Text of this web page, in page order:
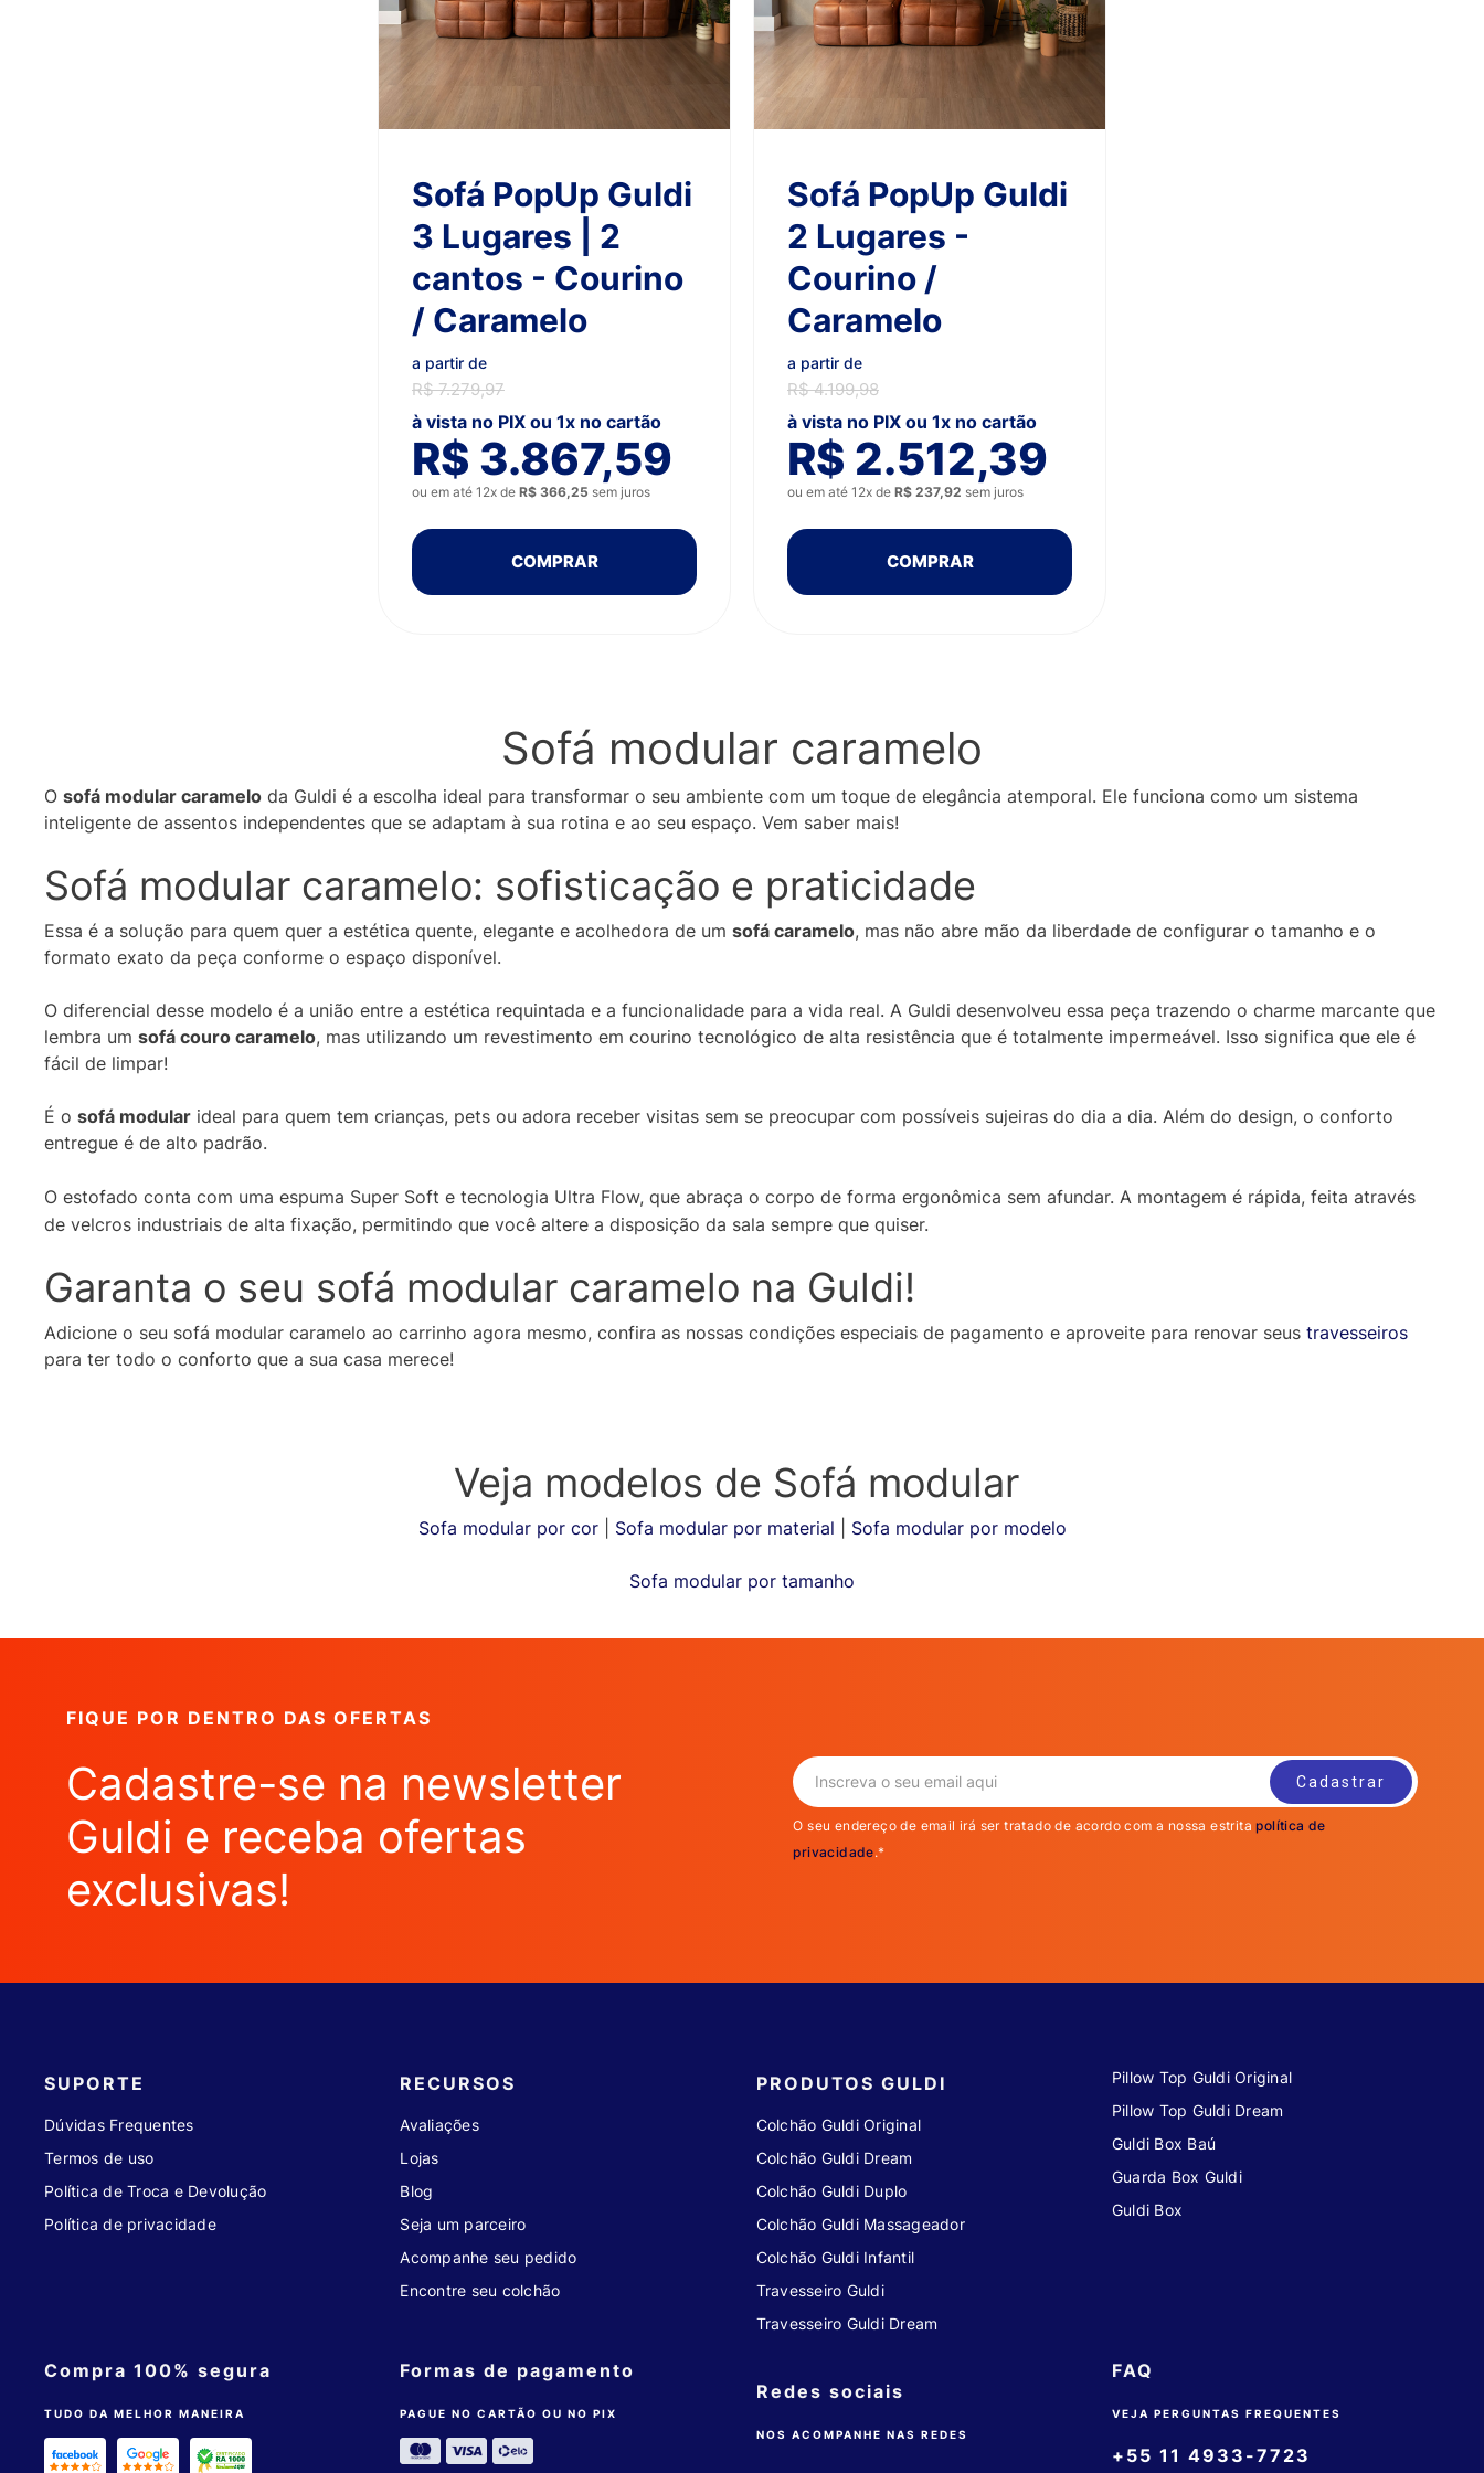
Sofá PopUp Guldi
3 Lugares | 2
cantos - Courino
/ Caramelo
a partir de
R$ 7.279,97
à vista no PIX ou 1x no cartão
R$ 3.867,59
ou em até 12x de R$ 366,25 sem juros
COMPRAR
Sofá PopUp Guldi
2 Lugares -
Courino /
Caramelo
a partir de
R$ 4.199,98
à vista no PIX ou 1x no cartão
R$ 2.512,39
ou em até 12x de R$ 237,92 sem juros
COMPRAR
Sofá modular caramelo
O sofá modular caramelo da Guldi é a escolha ideal para transformar o seu ambiente com um toque de elegância atemporal. Ele funciona como um sistema
inteligente de assentos independentes que se adaptam à sua rotina e ao seu espaço. Vem saber mais!
Sofá modular caramelo: sofisticação e praticidade
Essa é a solução para quem quer a estética quente, elegante e acolhedora de um sofá caramelo, mas não abre mão da liberdade de configurar o tamanho e o
formato exato da peça conforme o espaço disponível.
O diferencial desse modelo é a união entre a estética requintada e a funcionalidade para a vida real. A Guldi desenvolveu essa peça trazendo o charme marcante que
lembra um sofá couro caramelo, mas utilizando um revestimento em courino tecnológico de alta resistência que é totalmente impermeável. Isso significa que ele é
fácil de limpar!
É o sofá modular ideal para quem tem crianças, pets ou adora receber visitas sem se preocupar com possíveis sujeiras do dia a dia. Além do design, o conforto
entregue é de alto padrão.
O estofado conta com uma espuma Super Soft e tecnologia Ultra Flow, que abraça o corpo de forma ergonômica sem afundar. A montagem é rápida, feita através
de velcros industriais de alta fixação, permitindo que você altere a disposição da sala sempre que quiser.
Garanta o seu sofá modular caramelo na Guldi!
Adicione o seu sofá modular caramelo ao carrinho agora mesmo, confira as nossas condições especiais de pagamento e aproveite para renovar seus travesseiros
para ter todo o conforto que a sua casa merece!
Veja modelos de Sofá modular
Sofa modular por cor| Sofa modular por material Sofa modular por modelo
Sofa modular por tamanho
FIQUE POR DENTRO DAS OFERTAS
Cadastre-se na newsletter
Guldi e receba ofertas
exclusivas!
O seu endereço de email irá ser tratado de acordo com a nossa estritapolítica de
privacidade.*
SUPORTE
Dúvidas Frequentes
Termos de uso
Política de Troca e Devolução
Política de privacidade
Compra 100% segura
TUDO DA MELHOR MANEIRA
RECURSOS
Avaliações
Lojas
Blog
Seja um parceiro
Acompanhe seu pedido
Encontre seu colchão
Formas de pagamento
PAGUE NO CARTÃO OU NO PIX
PRODUTOS GULDI
Colchão Guldi Original
Colchão Guldi Dream
Colchão Guldi Duplo
Colchão Guldi Massageador
Colchão Guldi Infantil
Travesseiro Guldi
Travesseiro Guldi Dream
Redes sociais
NOS ACOMPANHE NAS REDES
Pillow Top Guldi Original
Pillow Top Guldi Dream
Guldi Box Baú
Guarda Box Guldi
Guldi Box
FAQ
VEJA PERGUNTAS FREQUENTES
+55 11 4933-7723